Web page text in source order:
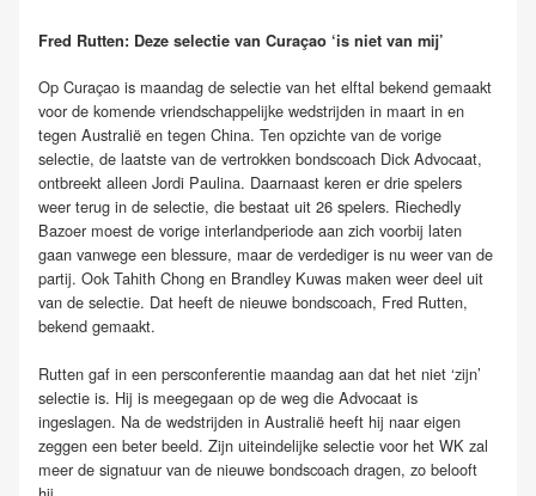
Fred Rutten: Deze selectie van Curaçao ‘is niet van mij’
Op Curaçao is maandag de selectie van het elftal bekend gemaakt
voor de komende vriendschappelijke wedstrijden in maart in en
tegen Australië en tegen China. Ten opzichte van de vorige
selectie, de laatste van de vertrokken bondscoach Dick Advocaat,
ontbreekt alleen Jordi Paulina. Daarnaast keren er drie spelers
weer terug in de selectie, die bestaat uit 26 spelers. Riechedly
Bazoer moest de vorige interlandperiode aan zich voorbij laten
gaan vanwege een blessure, maar de verdediger is nu weer van de
partij. Ook Tahith Chong en Brandley Kuwas maken weer deel uit
van de selectie. Dat heeft de nieuwe bondscoach, Fred Rutten,
bekend gemaakt.
Rutten gaf in een persconferentie maandag aan dat het niet ‘zijn’
selectie is. Hij is meegegaan op de weg die Advocaat is
ingeslagen. Na de wedstrijden in Australië heeft hij naar eigen
zeggen een beter beeld. Zijn uiteindelijke selectie voor het WK zal
meer de signatuur van de nieuwe bondscoach dragen, zo belooft